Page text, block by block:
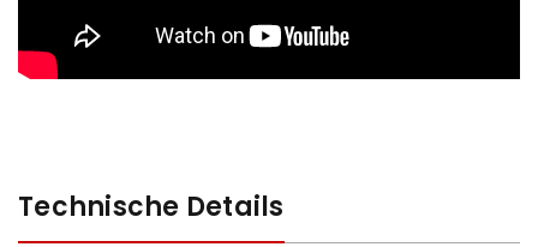
Technische Details